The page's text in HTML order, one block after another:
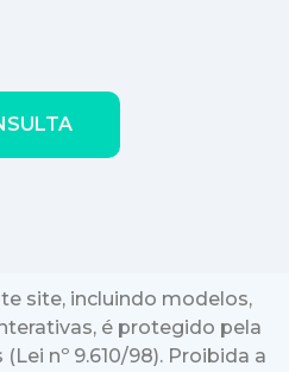
site, incluindo modelos,
é protegido pela
nº 9.610/98). Proibida a